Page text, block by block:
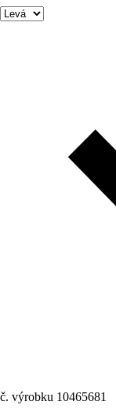
č. výrobku 10465681